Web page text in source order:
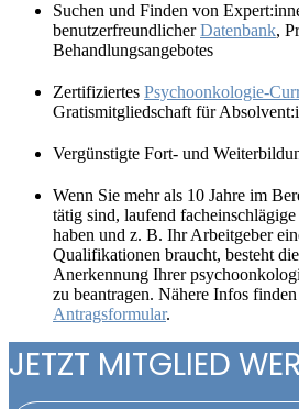
Suchen und Finden von
benutzerfreundlicherDatenbank,
Behandlungsangebotes
Zertifiziertes Psychoonkologie-
Gratismitgliedschaft für
Vergünstigte Fort- und
Wenn Sie mehr als 10 Jahre im
tätig sind, laufend
haben und z. B. Ihr Arbeitgeber
Qualifikationen braucht, besteht
Anerkennung Ihrer
zu beantragen. Nähere Infos
Antragsformular.
JETZT MITGLIED